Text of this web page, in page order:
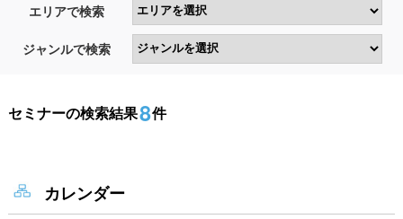
研修・ツアーに参加
エリアで検索
ジャンルで検索
セミナーの検索結果8件
カレンダー